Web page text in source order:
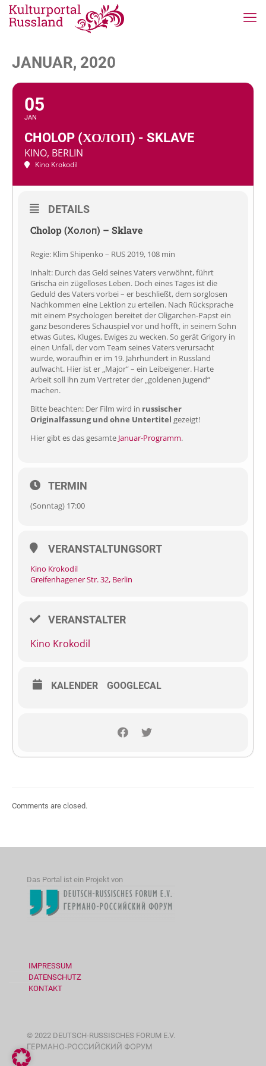
JANUAR, 2020
05
JAN
CHOLOP (ХОЛОП) - SKLAVE
KINO, BERLIN
Kino Krokodil
DETAILS
Cholop (Холоп) – Sklave
Regie: Klim Shipenko – RUS 2019, 108 min
Inhalt: Durch das Geld seines Vaters verwöhnt, führt
Grischa ein zügelloses Leben. Doch eines Tages ist die
Geduld des Vaters vorbei – er beschließt, dem sorglosen
Nachkommen eine Lektion zu erteilen. Nach Rücksprache
mit einem Psychologen bereitet der Oligarchen-Papst ein
ganz besonderes Schauspiel vor und hofft, in seinem Sohn
etwas Gutes, Kluges, Ewiges zu wecken. So gerät Grigory in
einen Unfall, der vom Team seines Vaters verursacht
wurde, woraufhin er im 19. Jahrhundert in Russland
aufwacht. Hier ist er „Major“ – ein Leibeigener. Harte
Arbeit soll ihn zum Vertreter der „goldenen Jugend“
machen.
Bitte beachten: Der Film wird in russischer
Originalfassung und ohne Untertitel gezeigt!
Hier gibt es das gesamte Januar-Programm.
TERMIN
(Sonntag) 17:00
VERANSTALTUNGSORT
Kino Krokodil
Greifenhagener Str. 32, Berlin
VERANSTALTER
Kino Krokodil
KALENDER GOOGLECAL
Comments are closed.
Das Portal ist ein Projekt von
IMPRESSUM
DATENSCHUTZ
KONTAKT
© 2022 DEUTSCH-RUSSISCHES FORUM E.V.
ГЕРМАНО-РОССИЙСКИЙ ФОРУМ